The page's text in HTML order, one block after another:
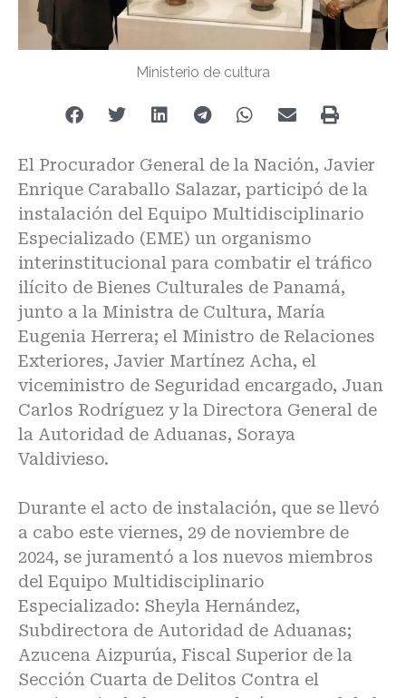
Ministerio de cultura
El Procurador General de la Nación, Javier
Enrique Caraballo Salazar, participó de la
instalación del Equipo Multidisciplinario
Especializado (EME) un organismo
interinstitucional para combatir el tráfico
ilícito de Bienes Culturales de Panamá,
junto a la Ministra de Cultura, María
Eugenia Herrera; el Ministro de Relaciones
Exteriores, Javier Martínez Acha, el
viceministro de Seguridad encargado, Juan
Carlos Rodríguez y la Directora General de
la Autoridad de Aduanas, Soraya
Valdivieso.
Durante el acto de instalación, que se llevó
a cabo este viernes, 29 de noviembre de
2024, se juramentó a los nuevos miembros
del Equipo Multidisciplinario
Especializado: Sheyla Hernández,
Subdirectora de Autoridad de Aduanas;
Azucena Aizpurúa, Fiscal Superior de la
Sección Cuarta de Delitos Contra el